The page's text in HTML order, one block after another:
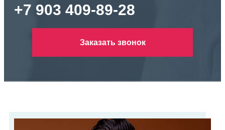
+7 903 409-89-28
Заказать звонок